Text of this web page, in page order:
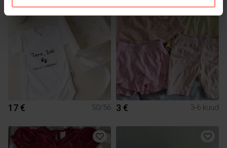
1
17 € 50/56 3 € 3-6 kuud